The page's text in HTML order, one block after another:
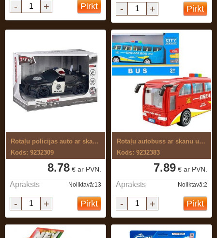
- + Pirkt - + Pirkt
Rotaļu policijas auto ar skaņu un gaismu
Kods: 9232309
8.78 € ar PVN.
Apraksts Noliktavā:13
- + Pirkt
Rotaļu autobuss ar skanu un gaismu
Kods: 9232383
7.89 € ar PVN.
Apraksts Noliktavā:2
- + Pirkt